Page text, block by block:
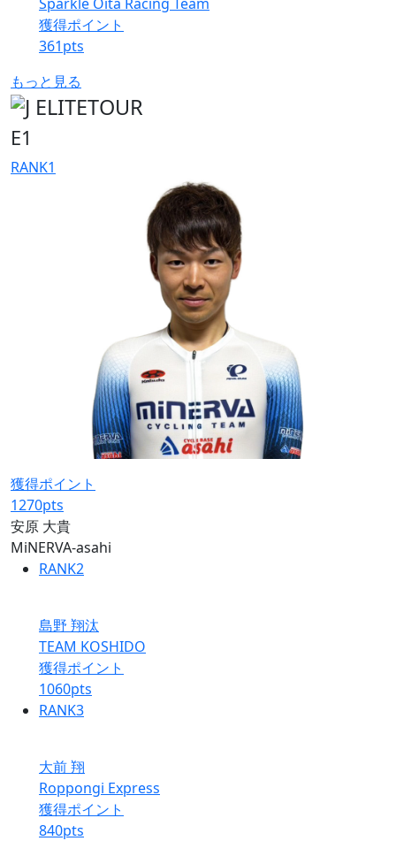
獲得ポイント
361pts
もっと見る
E1
RANK1
獲得ポイント
1270pts
安原 大貴
MiNERVA-asahi
RANK2
島野 翔汰
TEAM KOSHIDO
獲得ポイント
1060pts
RANK3
大前 翔
Roppongi Express
獲得ポイント
840pts